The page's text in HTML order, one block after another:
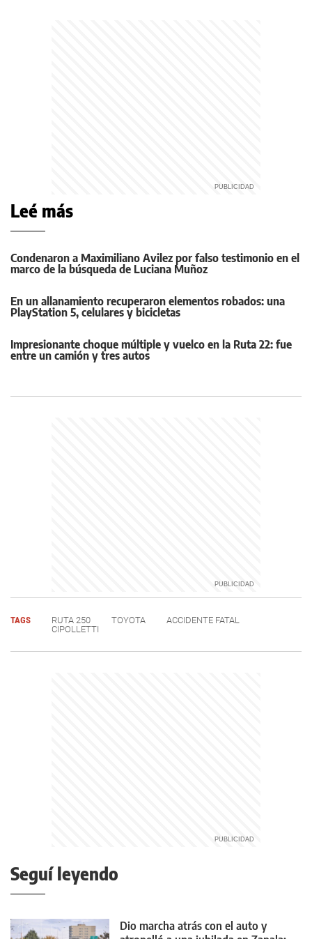
Leé más
Condenaron a Maximiliano Avilez por falso testimonio en el
marco de la búsqueda de Luciana Muñoz
En un allanamiento recuperaron elementos robados: una
PlayStation 5, celulares y bicicletas
Impresionante choque múltiple y vuelco en la Ruta 22: fue
entre un camión y tres autos
TAGS RUTA 250 TOYOTA
ACCIDENTE FATAL
CIPOLLETTI
Seguí leyendo
Dio marcha atrás con el auto y